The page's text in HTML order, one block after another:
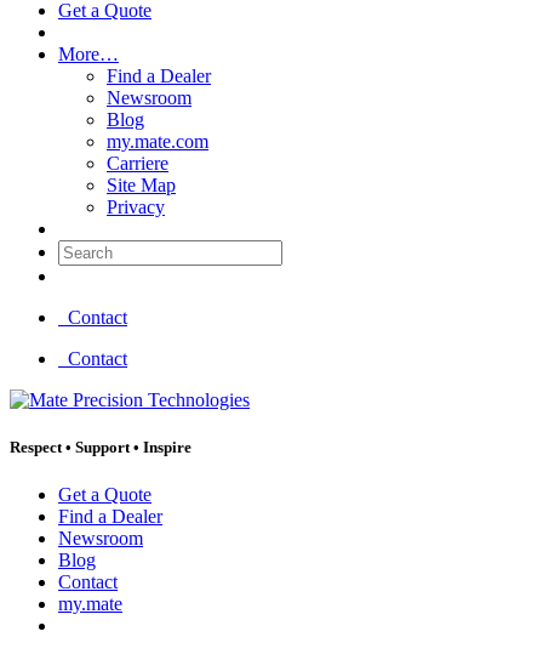
Get a Quote
More…
Find a Dealer
Newsroom
Blog
my.mate.com
Carriere
Site Map
Privacy
Search:
Contact
Contact
Respect • Support • Inspire
Get a Quote
Find a Dealer
Newsroom
Blog
Contact
my.mate